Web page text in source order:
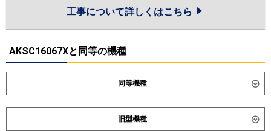
工事について詳しくはこちら
AKSC16067Xと同等の機種
同等機種
ダイキン SZRA160CNM SZRA160CM
SDRA160BBM
旧型機種